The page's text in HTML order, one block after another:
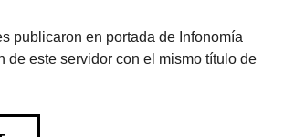
publicaron en portada de Infonomía
de este servidor con el mismo título de